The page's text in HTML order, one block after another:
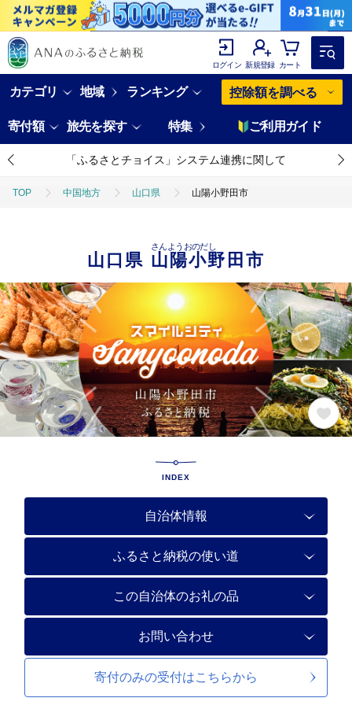
ログイン 新規登録 カート
カテゴリ 地域 ランキング 控除額を調べる
寄付額 旅先を探す 特集 ご利用ガイド
「ふるさとチョイス」システム連携に関して
TOP 中国地方 山口県 山陽小野田市
山口県 山陽小野田市
さんようおのだし
INDEX
自治体情報
ふるさと納税の使い道
この自治体のお礼の品
お問い合わせ
寄付のみの受付はこちらから